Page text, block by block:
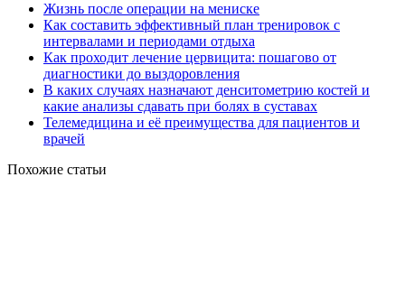
Жизнь после операции на мениске
Как составить эффективный план тренировок с
интервалами и периодами отдыха
Как проходит лечение цервицита: пошагово от
диагностики до выздоровления
В каких случаях назначают денситометрию костей и
какие анализы сдавать при болях в суставах
Телемедицина и её преимущества для пациентов и
врачей
Похожие статьи